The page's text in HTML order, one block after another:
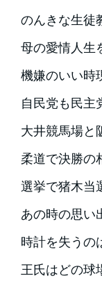
のんきな生徒
母の愛情人生
機嫌のいい時
自民党も民主
大井競馬場と
柔道で決勝の
選挙で猪木当
あの時の思い
時計を失うの
王氏はどの球